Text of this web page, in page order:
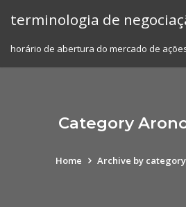
terminologia de
horário de abertura do mercado de
Category
Home Archive by